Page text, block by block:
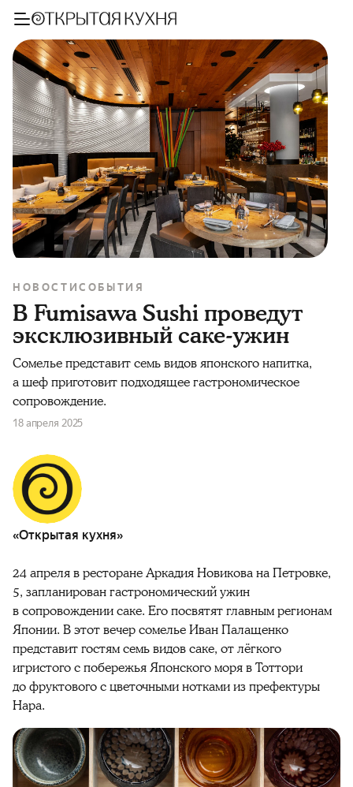
НОВОСТИСОБЫТИЯ
В Fumisawa Sushi проведут
эксклюзивный саке-ужин
Сомелье представит семь видов японского напитка,
а шеф приготовит подходящее гастрономическое
сопровождение.
18 апреля 2025
«Открытая кухня»
24 апреля в ресторане Аркадия Новикова на Петровке,
5, запланирован гастрономический ужин
в сопровождении саке. Его посвятят главным регионам
Японии. В этот вечер сомелье Иван Палащенко
представит гостям семь видов саке, от лёгкого
игристого с побережья Японского моря в Тоттори
до фруктового с цветочными нотками из префектуры
Нара.